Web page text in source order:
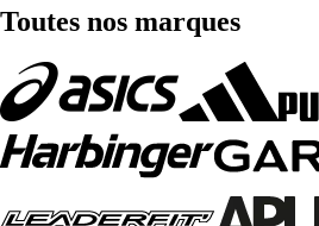
Toutes nos marques